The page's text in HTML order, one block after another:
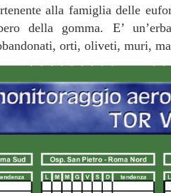
alla famiglia delle
della gomma. E’
orti, oliveti, muri,